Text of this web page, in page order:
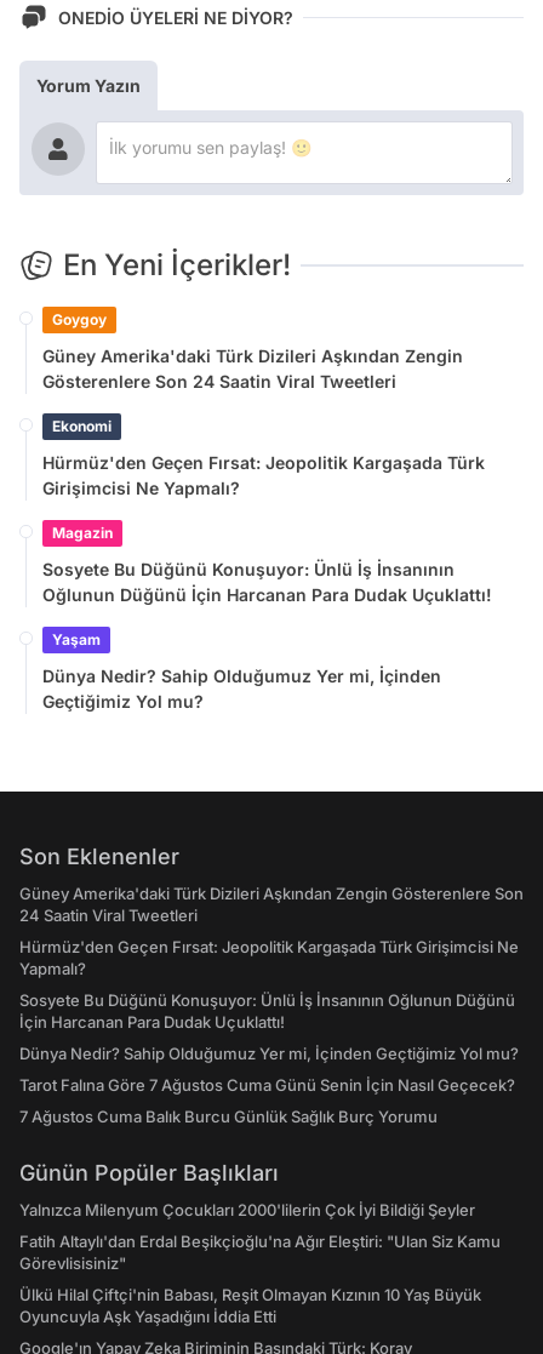
ONEDİO ÜYELERİ NE DİYOR?
Yorum Yazın
En Yeni İçerikler!
Goygoy
Güney Amerika'daki Türk Dizileri Aşkından Zengin
Gösterenlere Son 24 Saatin Viral Tweetleri
Ekonomi
Hürmüz'den Geçen Fırsat: Jeopolitik Kargaşada Türk
Girişimcisi Ne Yapmalı?
Magazin
Sosyete Bu Düğünü Konuşuyor: Ünlü İş İnsanının
Oğlunun Düğünü İçin Harcanan Para Dudak Uçuklattı!
Yaşam
Dünya Nedir? Sahip Olduğumuz Yer mi, İçinden
Geçtiğimiz Yol mu?
Son Eklenenler
Güney Amerika'daki Türk Dizileri Aşkından Zengin Gösterenlere Son
24 Saatin Viral Tweetleri
Hürmüz'den Geçen Fırsat: Jeopolitik Kargaşada Türk Girişimcisi Ne
Yapmalı?
Sosyete Bu Düğünü Konuşuyor: Ünlü İş İnsanının Oğlunun Düğünü
İçin Harcanan Para Dudak Uçuklattı!
Dünya Nedir? Sahip Olduğumuz Yer mi, İçinden Geçtiğimiz Yol mu?
Tarot Falına Göre 7 Ağustos Cuma Günü Senin İçin Nasıl Geçecek?
7 Ağustos Cuma Balık Burcu Günlük Sağlık Burç Yorumu
Günün Popüler Başlıkları
Yalnızca Milenyum Çocukları 2000'lilerin Çok İyi Bildiği Şeyler
Fatih Altaylı'dan Erdal Beşikçioğlu'na Ağır Eleştiri: "Ulan Siz Kamu
Görevlisisiniz"
Ülkü Hilal Çiftçi'nin Babası, Reşit Olmayan Kızının 10 Yaş Büyük
Oyuncuyla Aşk Yaşadığını İddia Etti
Google'ın Yapay Zeka Biriminin Başındaki Türk: Koray